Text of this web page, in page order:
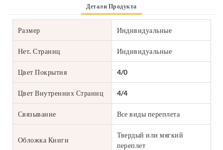
Детали Продукта
Размер Индивидуальные
Нет. Страниц Индивидуальные
Цвет Покрытия 4/0
Цвет Внутренних Страниц 4/4
Связывание Все виды переплета
Обложка Книги
Твердый или мягкий
переплет